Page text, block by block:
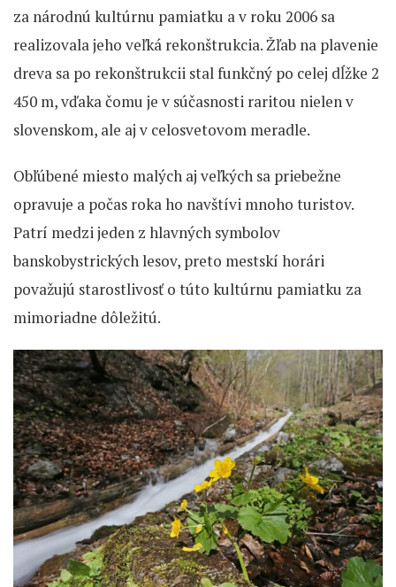
za národnú kultúrnu pamiatku a v roku 2006 sa
realizovala jeho veľká rekonštrukcia. Žľab na plavenie
dreva sa po rekonštrukcii stal funkčný po celej dĺžke 2
450 m, vďaka čomu je v súčasnosti raritou nielen v
slovenskom, ale aj v celosvetovom meradle.
Obľúbené miesto malých aj veľkých sa priebežne
opravuje a počas roka ho navštívi mnoho turistov.
Patrí medzi jeden z hlavných symbolov
banskobystrických lesov, preto mestskí horári
považujú starostlivosť o túto kultúrnu pamiatku za
mimoriadne dôležitú.